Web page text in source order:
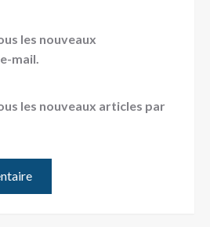
les nouveaux
mail.
les nouveaux articles par